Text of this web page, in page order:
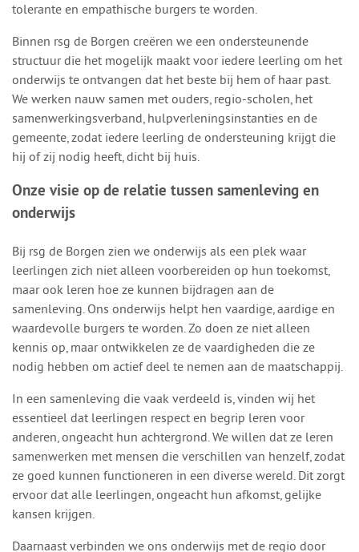
tolerante en empathische burgers te worden.
Binnen rsg de Borgen creëren we een ondersteunende
structuur die het mogelijk maakt voor iedere leerling om het
onderwijs te ontvangen dat het beste bij hem of haar past.
We werken nauw samen met ouders, regio-scholen, het
samenwerkingsverband, hulpverleningsinstanties en de
gemeente, zodat iedere leerling de ondersteuning krijgt die
hij of zij nodig heeft, dicht bij huis.
Onze visie op de relatie tussen samenleving en
onderwijs
Bij rsg de Borgen zien we onderwijs als een plek waar
leerlingen zich niet alleen voorbereiden op hun toekomst,
maar ook leren hoe ze kunnen bijdragen aan de
samenleving. Ons onderwijs helpt hen vaardige, aardige en
waardevolle burgers te worden. Zo doen ze niet alleen
kennis op, maar ontwikkelen ze de vaardigheden die ze
nodig hebben om actief deel te nemen aan de maatschappij.
In een samenleving die vaak verdeeld is, vinden wij het
essentieel dat leerlingen respect en begrip leren voor
anderen, ongeacht hun achtergrond. We willen dat ze leren
samenwerken met mensen die verschillen van henzelf, zodat
ze goed kunnen functioneren in een diverse wereld. Dit zorgt
ervoor dat alle leerlingen, ongeacht hun afkomst, gelijke
kansen krijgen.
Daarnaast verbinden we ons onderwijs met de regio door